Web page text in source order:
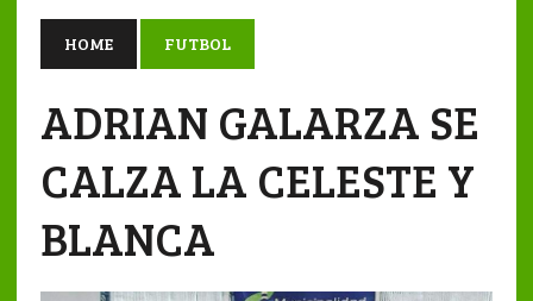
HOME FUTBOL
ADRIAN GALARZA SE
CALZA LA CELESTE Y
BLANCA